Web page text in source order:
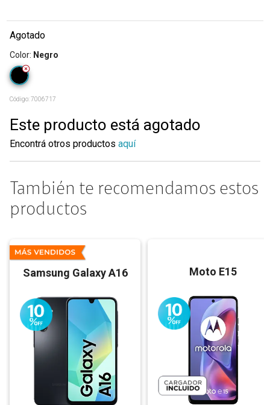
Agotado
Color: Negro
Código:7006717
Este producto está agotado
Encontrá otros productos aquí
También te recomendamos estos
productos
Samsung Galaxy A16 Moto E15